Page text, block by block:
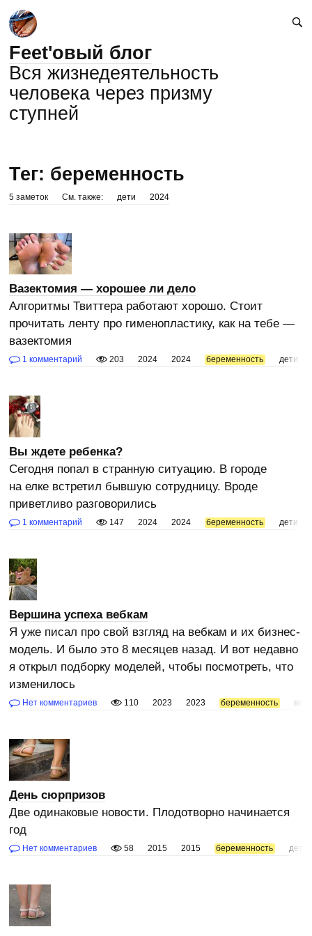
Feet'овый блог
Вся жизнедеятельность
человека через призму
ступней
Тег: беременность
5 заметок См. также: дети 2024
Вазектомия — хорошее ли дело
Алгоритмы Твиттера работают хорошо. Стоит
прочитать ленту про гименопластику, как на тебе —
вазектомия
1 комментарий 203 2024 2024 беременность дети
Вы ждете ребенка?
Сегодня попал в странную ситуацию. В городе
на елке встретил бывшую сотрудницу. Вроде
приветливо разговорились
1 комментарий 147 2024 2024 беременность дети
Вершина успеха вебкам
Я уже писал про свой взгляд на вебкам и их бизнес-
модель. И было это 8 месяцев назад. И вот недавно
я открыл подборку моделей, чтобы посмотреть, что
изменилось
Нет комментариев 110 2023 2023 беременность
День сюрпризов
Две одинаковые новости. Плодотворно начинается
год
Нет комментариев 58 2015 2015 беременность дети